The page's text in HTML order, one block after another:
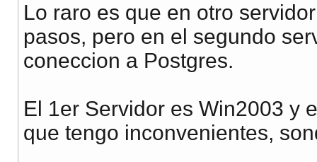
Lo raro es que en otro
pasos, pero en el segundo
coneccion a Postgres.
El 1er Servidor es Win2003 y
que tengo inconvenientes,